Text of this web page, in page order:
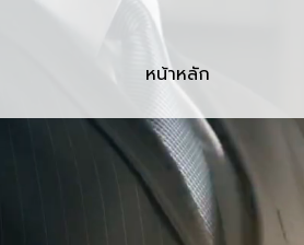
หน้าหลัก